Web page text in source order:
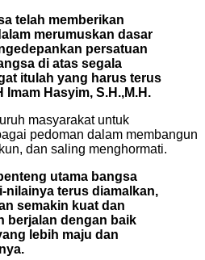
telah memberikan
merumuskan dasar
persatuan
di atas segala
itulah yang harus terus
Imam Hasyim, S.H.,M.H.
masyarakat untuk
pedoman dalam membangun
dan saling menghormati.
utama bangsa
nilainya terus diamalkan,
semakin kuat dan
berjalan dengan baik
lebih maju dan